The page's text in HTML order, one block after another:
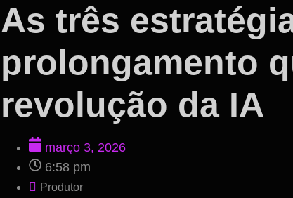
As três
prolongamento
revolução da IA
março 3, 2026
6:58 pm
Produtor